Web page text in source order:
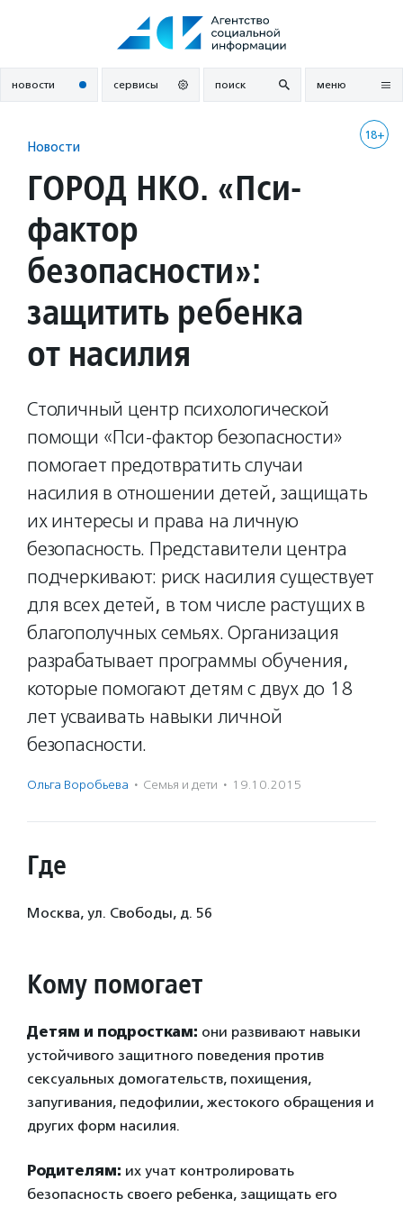
новости сервисы поиск меню
18+
Новости
ГОРОД НКО. «Пси-
фактор
безопасности»:
защитить ребенка
от насилия
Столичный центр психологической
помощи «Пси-фактор безопасности»
помогает предотвратить случаи
насилия в отношении детей, защищать
их интересы и права на личную
безопасность. Представители центра
подчеркивают: риск насилия существует
для всех детей, в том числе растущих в
благополучных семьях. Организация
разрабатывает программы обучения,
которые помогают детям с двух до 18
лет усваивать навыки личной
безопасности.
Ольга Воробьева · Семья и дети · 19.10.2015
Где
Москва, ул. Свободы, д. 56
Кому помогает
Детям и подросткам: они развивают навыки
устойчивого защитного поведения против
сексуальных домогательств, похищения,
запугивания, педофилии, жестокого обращения и
других форм насилия.
Родителям: их учат контролировать
безопасность своего ребенка, защищать его